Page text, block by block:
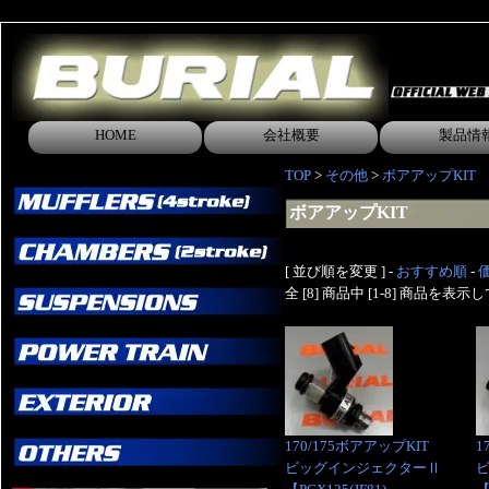
HOME 会社概要 製品情
TOP > その他 > ボアアップKIT
ボアアップKIT
[ 並び順を変更 ] - おすすめ順 -
全 [8] 商品中 [1-8] 商品を表示し
170/175ボアアップKIT
ビッグインジェクターⅡ